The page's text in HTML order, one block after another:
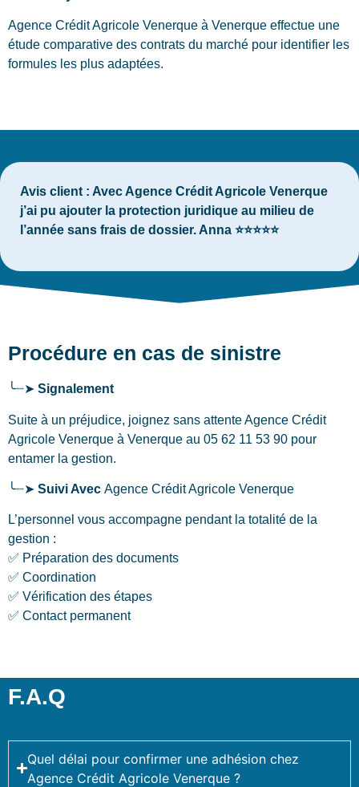
Agence Crédit Agricole Venerque à Venerque effectue une
étude comparative des contrats du marché pour identifier les
formules les plus adaptées.
Avis client : Avec Agence Crédit Agricole Venerque
j’ai pu ajouter la protection juridique au milieu de
l’année sans frais de dossier. Anna ⭐⭐⭐⭐⭐
Procédure en cas de sinistre
╰┈➤ Signalement
Suite à un préjudice, joignez sans attente Agence Crédit
Agricole Venerque à Venerque au 05 62 11 53 90 pour
entamer la gestion.
╰┈➤ Suivi Avec Agence Crédit Agricole Venerque
L’personnel vous accompagne pendant la totalité de la
gestion :
✅ Préparation des documents
✅ Coordination
✅ Vérification des étapes
✅ Contact permanent
F.A.Q
Quel délai pour confirmer une adhésion chez
Agence Crédit Agricole Venerque ?